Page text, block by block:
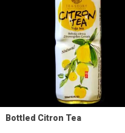
Bottled Citron Tea